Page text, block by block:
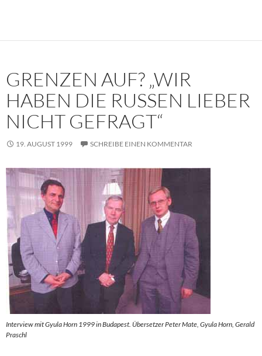
GRENZEN AUF? „WIR
HABEN DIE RUSSEN LIEBER
NICHT GEFRAGT“
19. AUGUST 1999 SCHREIBE EINEN KOMMENTAR
Interview mit Gyula Horn 1999 in Budapest. Übersetzer Peter Mate, Gyula Horn, Gerald
Praschl